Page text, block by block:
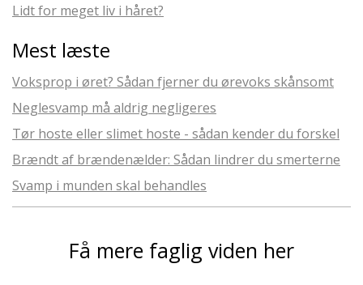
Lidt for meget liv i håret?
Mest læste
Voksprop i øret? Sådan fjerner du ørevoks skånsomt
Neglesvamp må aldrig negligeres
Tør hoste eller slimet hoste - sådan kender du forskel
Brændt af brændenælder: Sådan lindrer du smerterne
Svamp i munden skal behandles
Få mere faglig viden her